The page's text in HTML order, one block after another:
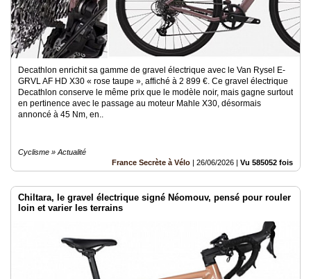
Decathlon enrichit sa gamme de gravel électrique avec le Van Rysel E-
GRVL AF HD X30 « rose taupe », affiché à 2 899 €. Ce gravel électrique
Decathlon conserve le même prix que le modèle noir, mais gagne surtout
en pertinence avec le passage au moteur Mahle X30, désormais
annoncé à 45 Nm, en..
Cyclisme » Actualité
France Secrète à Vélo | 26/06/2026 | Vu 585052 fois
Chiltara, le gravel électrique signé Néomouv, pensé pour rouler
loin et varier les terrains